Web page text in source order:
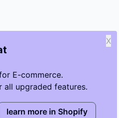
E-commerce.
upgraded features.
X
learn more in Shopify
reserved.
faster answers and cleaner